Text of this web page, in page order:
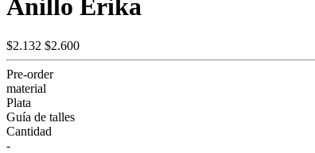
Anillo Erika
$2.132 $2.600
Pre-order
material
Plata
Guía de talles
Cantidad
-